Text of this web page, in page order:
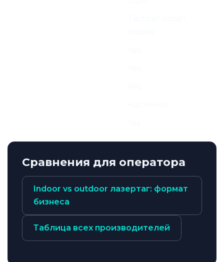
Сравнения для оператора
Indoor vs outdoor лазертаг: формат
бизнеса
Таблица всех производителей